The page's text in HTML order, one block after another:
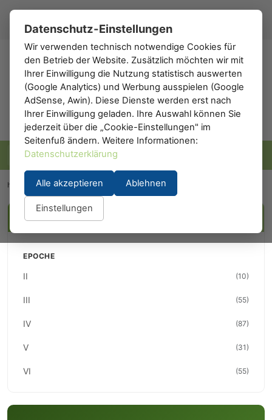
h0 .de
h0.eu Hersteller / Lima
FILTER
EPOCHE
II (10)
III (55)
IV (87)
V (31)
VI (55)
Datenschutz-Einstellungen
Wir verwenden technisch notwendige Cookies für
den Betrieb der Website. Zusätzlich möchten wir mit
Ihrer Einwilligung die Nutzung statistisch auswerten
(Google Analytics) und Werbung ausspielen (Google
AdSense, Awin). Diese Dienste werden erst nach
Ihrer Einwilligung geladen. Ihre Auswahl können Sie
jederzeit über die „Cookie-Einstellungen" im
Seitenfuß ändern. Weitere Informationen:
Datenschutzerklärung
Alle akzeptieren Ablehnen
Einstellungen